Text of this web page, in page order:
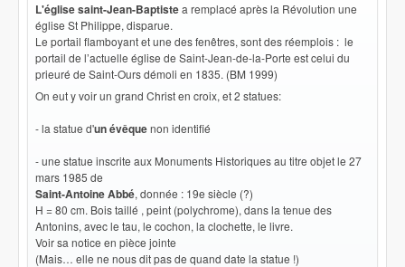
L'église saint-Jean-Baptistea remplacé après la Révolution une
église St Philippe, disparue.
Le portail flamboyant et une des fenêtres, sont des réemplois : le
portail de l’actuelle église de Saint-Jean-de-la-Porte est celui du
prieuré de Saint-Ours démoli en 1835. (BM 1999)
On eut y voir un grand Christ en croix, et 2 statues:
- la statue d'un évêquenon identifié
- une statue inscrite aux Monuments Historiques au titre objet le 27
mars 1985 de
Saint-Antoine Abbé, donnée : 19e siècle (?)
H = 80 cm. Bois taillé , peint (polychrome), dans la tenue des
Antonins, avec le tau, le cochon, la clochette, le livre.
Voir sa notice en pièce jointe
(Mais… elle ne nous dit pas de quand date la statue !)